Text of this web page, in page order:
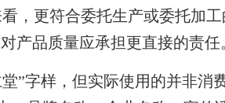
，更符合委托生产或委托加工
产品质量应承担更直接的责任
字样，但实际使用的并非消